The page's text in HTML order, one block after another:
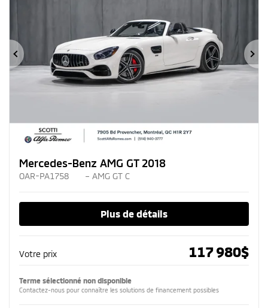
Précédent
Mercedes-Benz AMG GT 2018
OAR-PA1758 – AMG GT C
Plus de détails
Votre prix 117 980$
Terme sélectionné non disponible
Contactez-nous pour connaître les solutions de financement possibles